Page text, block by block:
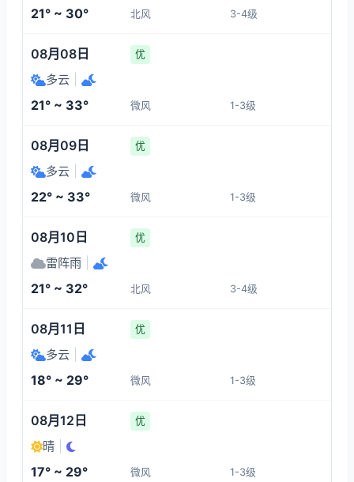
21°
1-3 1-3
09:00
24°
10:00
1-3
21° ~ 30° 北风 3-4级
08月08日 优
多云
21° ~ 33° 微风 1-3级
08月09日 优
多云
22° ~ 33° 微风 1-3级
08月10日 优
雷阵雨
21° ~ 32° 北风 3-4级
08月11日 优
多云
18° ~ 29° 微风 1-3级
08月12日 优
晴
17° ~ 29° 微风 1-3级